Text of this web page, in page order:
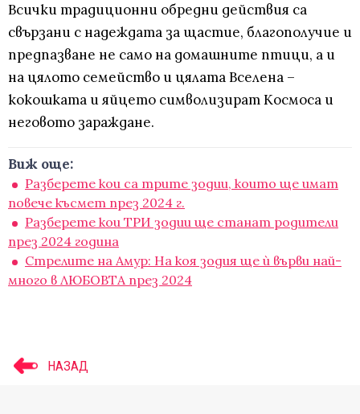
Всички традиционни обредни действия са
свързани с надеждата за щастие, благополучие и
предпазване не само на домашните птици, а и
на цялото семейство и цялата Вселена –
кокошката и яйцето символизират Космоса и
неговото зараждане.
Виж още:
Разберете кои са трите зодии, които ще имат
повече късмет през 2024 г.
Разберете кои ТРИ зодии ще станат родители
през 2024 година
Стрелите на Амур: На коя зодия ще ѝ върви най-
много в ЛЮБОВТА през 2024
НАЗАД